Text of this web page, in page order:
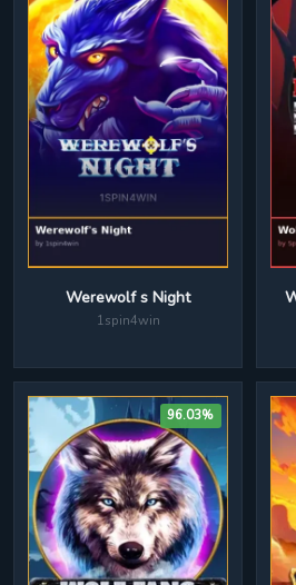
Werewolf s Night
1spin4win
96.03%